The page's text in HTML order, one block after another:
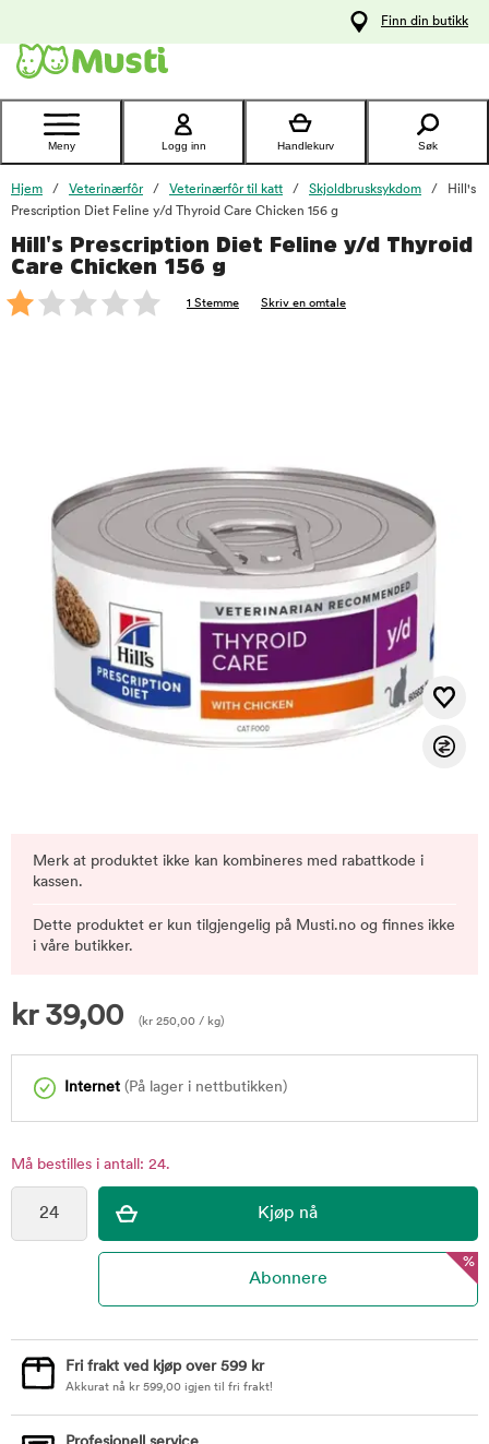
Kontakt
kundeservice
Finn din butikk
Meny Logg inn Handlekurv Søk
Hjem Veterinærfôr Veterinærfôr til katt Skjoldbrusksykdom
Hill's
Prescription Diet Feline y/d Thyroid Care Chicken 156 g
Hill's Prescription Diet Feline y/d Thyroid
Care Chicken 156 g
1 Stemme Skriv en omtale
Merk at produktet ikke kan kombineres med rabattkode i
kassen.
Dette produktet er kun tilgjengelig på Musti.no og finnes ikke
i våre butikker.
kr 39,00 ( kr 250,00 / kg)
Internet (På lager i nettbutikken)
Må bestilles i antall: 24.
foo
%
Fri frakt ved kjøp over 599 kr
Akkurat nå kr 599,00 igjen til fri frakt!